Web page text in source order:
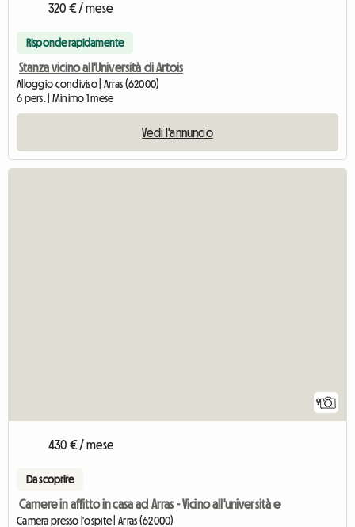
320 € / mese
Risponde rapidamente
Stanza vicino all'Università di Artois
Alloggio condiviso | Arras (62000)
6 pers. | Minimo 1 mese
Vedi l'annuncio
9
430 € / mese
Da scoprire
Camere in affitto in casa ad Arras - Vicino all'università e
Camera presso l'ospite | Arras (62000)